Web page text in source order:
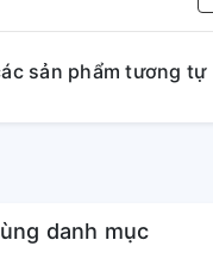
sản phẩm tương tự
danh mục